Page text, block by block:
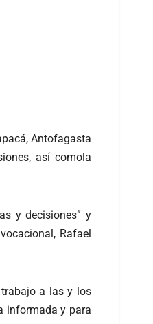
Antofagasta
así comola
y decisiones” y
Rafael
a las y los
informada y para